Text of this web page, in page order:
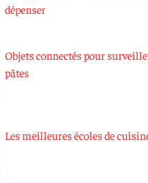
dépenser
Objets connectés pour
pâtes
Les meilleures écoles de